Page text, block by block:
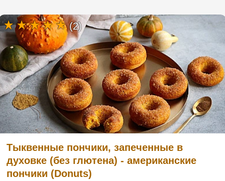
Тыквенные пончики, запеченные в
духовке (без глютена) - американские
пончики (Donuts)
(2)